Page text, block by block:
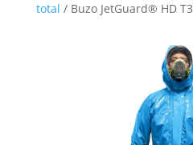
total / Buzo JetGuard® HD T3